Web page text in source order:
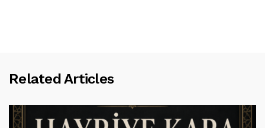
Related Articles